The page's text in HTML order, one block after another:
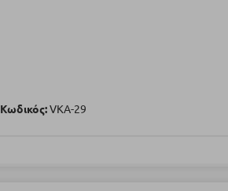
Κωδικός:VKA-29